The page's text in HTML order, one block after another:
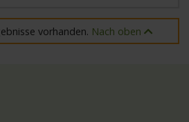
vorhanden. Nach oben